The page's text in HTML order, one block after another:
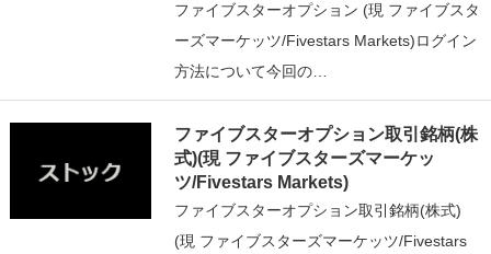
ファイブスターオプション (現 ファイブスタ
ーズマーケッツ/Fivestars Markets)ログイン
方法について今回の…
ファイブスターオプション取引銘柄(株
式)(現 ファイブスターズマーケッ
ツ/Fivestars Markets)
ファイブスターオプション取引銘柄(株式)
(現 ファイブスターズマーケッツ/Fivestars